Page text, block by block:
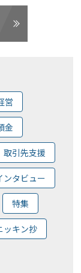
営
金
取引先支援
ンタビュー
特集
ッキン抄